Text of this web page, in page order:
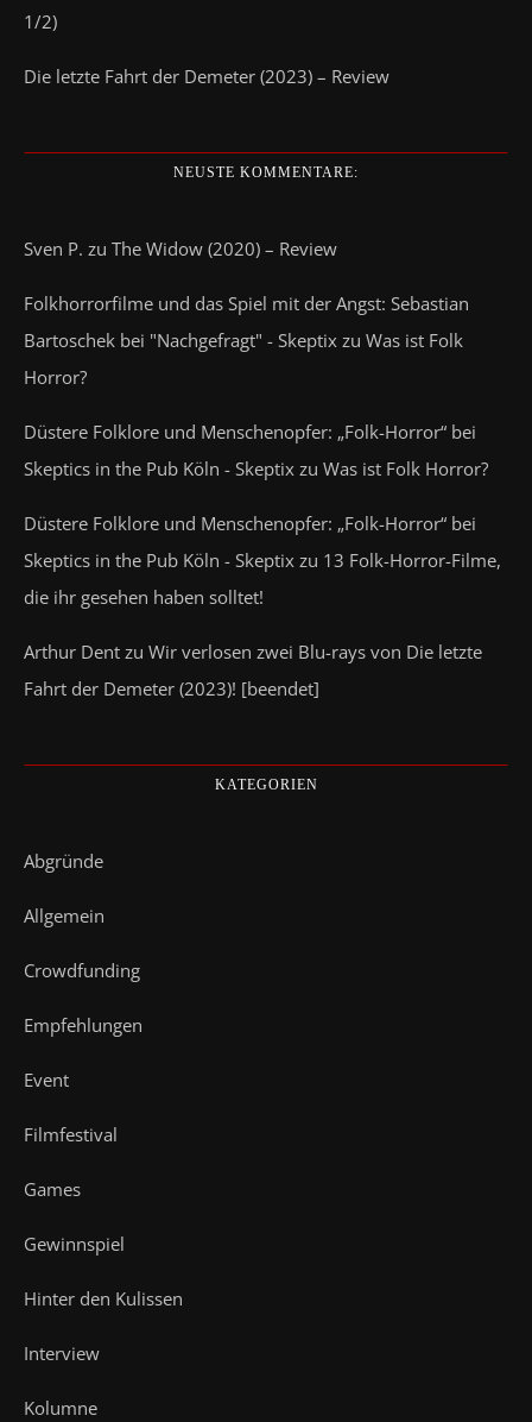
1/2)
Die letzte Fahrt der Demeter (2023) – Review
NEUSTE KOMMENTARE:
Sven P. zu The Widow (2020) – Review
Folkhorrorfilme und das Spiel mit der Angst: Sebastian
Bartoschek bei "Nachgefragt" - Skeptix zu Was ist Folk
Horror?
Düstere Folklore und Menschenopfer: „Folk-Horror“ bei
Skeptics in the Pub Köln - Skeptix zu Was ist Folk Horror?
Düstere Folklore und Menschenopfer: „Folk-Horror“ bei
Skeptics in the Pub Köln - Skeptix zu 13 Folk-Horror-Filme,
die ihr gesehen haben solltet!
Arthur Dent zu Wir verlosen zwei Blu-rays von Die letzte
Fahrt der Demeter (2023)! [beendet]
KATEGORIEN
Abgründe
Allgemein
Crowdfunding
Empfehlungen
Event
Filmfestival
Games
Gewinnspiel
Hinter den Kulissen
Interview
Kolumne